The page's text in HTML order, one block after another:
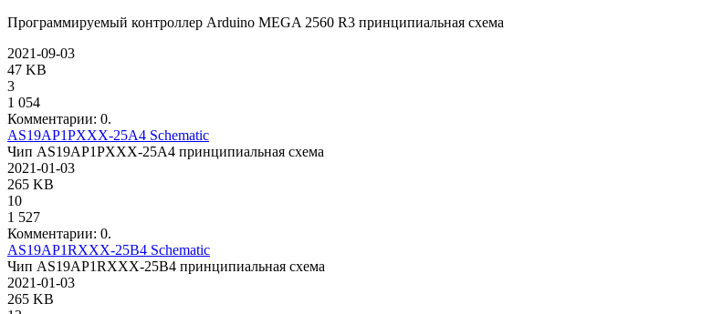
Программируемый контроллер Arduino MEGA 2560 R3 принципиальная схема
2021-09-03
47 KB
3
1 054
Комментарии: 0.
AS19AP1PXXX-25A4 Schematic
Чип AS19AP1PXXX-25A4 принципиальная схема
2021-01-03
265 KB
10
1 527
Комментарии: 0.
AS19AP1RXXX-25B4 Schematic
Чип AS19AP1RXXX-25B4 принципиальная схема
2021-01-03
265 KB